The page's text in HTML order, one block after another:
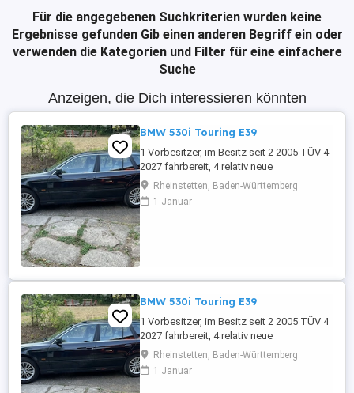
Für die angegebenen Suchkriterien wurden keine
Ergebnisse gefunden Gib einen anderen Begriff ein oder
verwenden die Kategorien und Filter für eine einfachere
Suche
Anzeigen, die Dich interessieren könnten
BMW 530i Touring E39
1 Vorbesitzer, im Besitz seit 2 2005 TÜV 4
2027 fahrbereit, 4 relativ neue
Sommerreifen, 4 relativ neue Winterreifen
mit Alufelgen, regelmäßige Inspektion,
Automatikgetriebe neu 2020 mit ca. 249
Rheinstetten, Baden-Württemberg
1 Januar
BMW 530i Touring E39
1 Vorbesitzer, im Besitz seit 2 2005 TÜV 4
2027 fahrbereit, 4 relativ neue
Sommerreifen, 4 relativ neue Winterreifen
mit Alufelgen, regelmäßige Inspektion,
Automatikgetriebe neu 2020 mit ca. 249
Rheinstetten, Baden-Württemberg
1 Januar